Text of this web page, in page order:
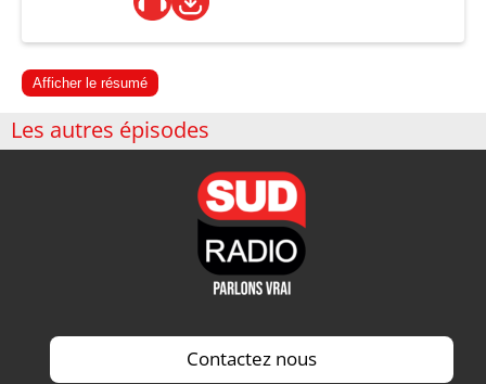
Afficher le résumé
Les autres épisodes
Contactez nous